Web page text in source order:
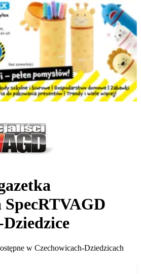
w Czechowicach-Dziedzicach